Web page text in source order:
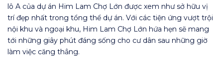
lô A của dự án Him Lam Chợ Lớn được xem như sở hữu vị
trí đẹp nhất trong tổng thể dự án. Với các tiện ứng vượt trội
nội khu và ngoại khu, Him Lam Chợ Lớn hứa hẹn sẽ mang
tới những giây phút đáng sống cho cư dân sau những giờ
làm việc căng thẳng.